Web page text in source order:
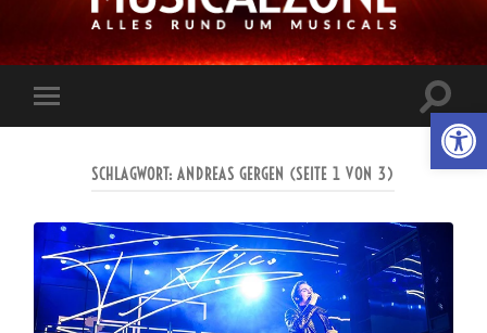
Musicalzone.de
Mobile-
Menü
ein-/
SCHLAGWORT:ANDREAS GERGEN (SEITE 1 VON 3)